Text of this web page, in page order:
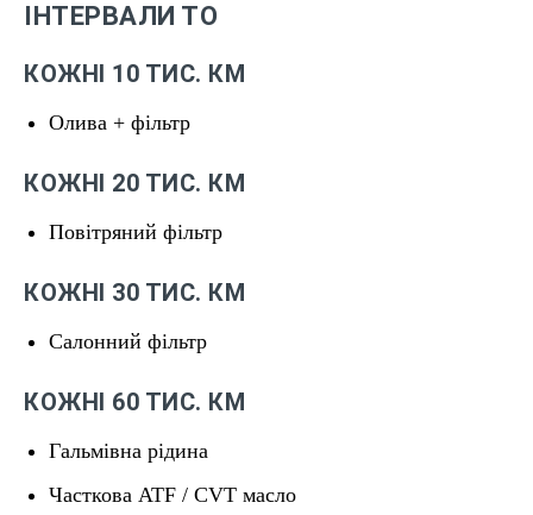
ІНТЕРВАЛИ ТО
КОЖНІ 10 ТИС. КМ
Олива + фільтр
КОЖНІ 20 ТИС. КМ
Повітряний фільтр
КОЖНІ 30 ТИС. КМ
Салонний фільтр
КОЖНІ 60 ТИС. КМ
Гальмівна рідина
Часткова ATF / CVT масло